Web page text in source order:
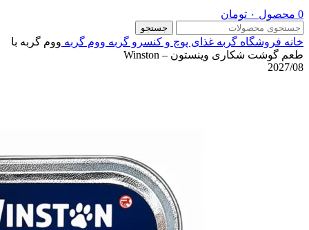
0 محصول ۰ تومان
جستجو
خانه فروشگاه گربه غذای پوچ و کنسرو گربه ووم گربه ووم گربه با
طعم گوشت شکاری وینستون – Winston
2027/08